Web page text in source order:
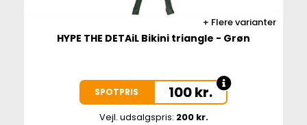
Flere varianter
HYPE THE DETAiL Bikini triangle - Grøn
SPOTPRIS 100kr.
Vejl. udsalgspris: 200 kr.